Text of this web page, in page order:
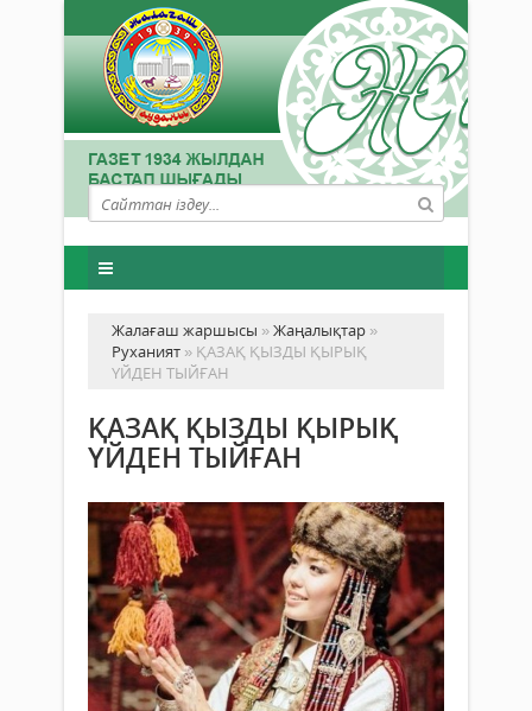
Жалағаш жаршысы »Жаңалықтар »
Руханият » ҚАЗАҚ ҚЫЗДЫ ҚЫРЫҚ
ҮЙДЕН ТЫЙҒАН
ҚАЗАҚ ҚЫЗДЫ ҚЫРЫҚ
ҮЙДЕН ТЫЙҒАН